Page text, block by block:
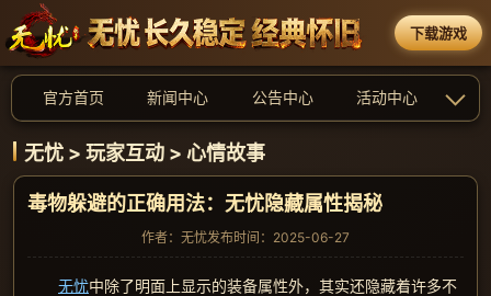
下载游戏
官方首页 新闻中心 公告中心 活动中心
无忧 > 玩家互动 > 心情故事
毒物躲避的正确用法：无忧隐藏属性揭秘
作者：无忧发布时间：2025-06-27
无忧中除了明面上显示的装备属性外，其实还隐藏着许多不